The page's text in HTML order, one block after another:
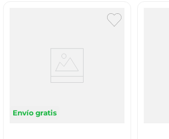
Envío gratis